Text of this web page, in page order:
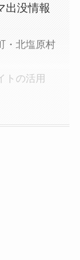
出没情報
・北塩原村
トの活用